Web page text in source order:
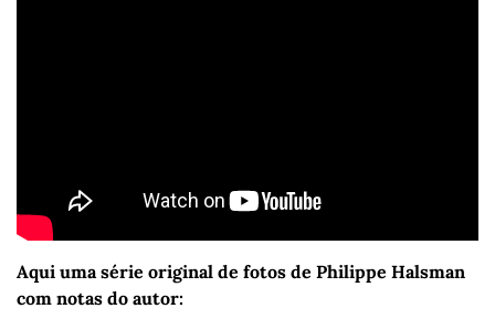
Aqui uma série original de fotos de Philippe Halsman
com notas do autor: